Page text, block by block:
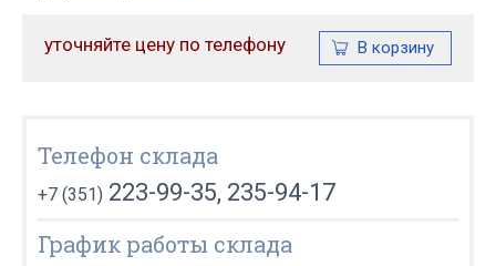
уточняйте цену по телефону
Телефон склада
+7 (351) 223-99-35, 235-94-17
График работы склада